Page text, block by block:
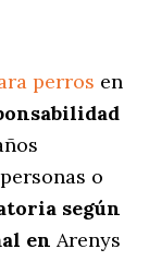
perros en
o
según
en Arenys